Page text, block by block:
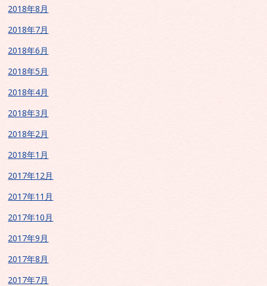
2018年8月
2018年7月
2018年6月
2018年5月
2018年4月
2018年3月
2018年2月
2018年1月
2017年12月
2017年11月
2017年10月
2017年9月
2017年8月
2017年7月